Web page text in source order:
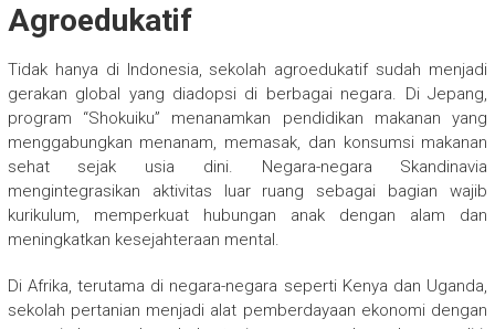
Agroedukatif
Tidak hanya di Indonesia, sekolah agroedukatif sudah menjadi
gerakan global yang diadopsi di berbagai negara. Di Jepang,
program “Shokuiku” menanamkan pendidikan makanan yang
menggabungkan menanam, memasak, dan konsumsi makanan
sehat sejak usia dini. Negara-negara Skandinavia
mengintegrasikan aktivitas luar ruang sebagai bagian wajib
kurikulum, memperkuat hubungan anak dengan alam dan
meningkatkan kesejahteraan mental.
Di Afrika, terutama di negara-negara seperti Kenya dan Uganda,
sekolah pertanian menjadi alat pemberdayaan ekonomi dengan